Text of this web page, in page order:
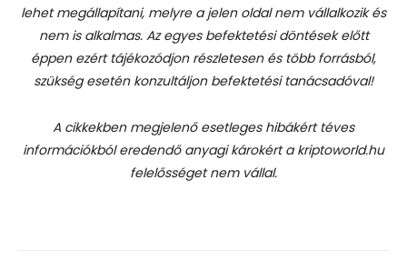
lehet megállapítani, melyre a jelen oldal nem vállalkozik és
nem is alkalmas. Az egyes befektetési döntések előtt
éppen ezért tájékozódjon részletesen és több forrásból,
szükség esetén konzultáljon befektetési tanácsadóval!
A cikkekben megjelenő esetleges hibákért téves
információkból eredendő anyagi károkért a kriptoworld.hu
felelősséget nem vállal.